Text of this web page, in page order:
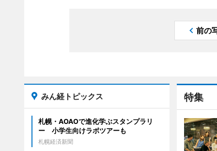
前の
特集
みん経トピックス
札幌・AOAOで進化学ぶスタンプラリ
ー 小学生向けラボツアーも
札幌経済新聞